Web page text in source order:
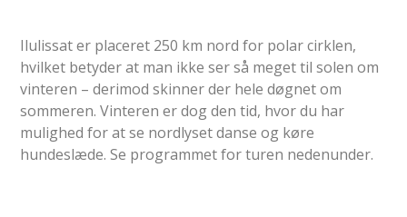
Ilulissat er placeret 250 km nord for polar cirklen,
hvilket betyder at man ikke ser så meget til solen om
vinteren – derimod skinner der hele døgnet om
sommeren. Vinteren er dog den tid, hvor du har
mulighed for at se nordlyset danse og køre
hundeslæde. Se programmet for turen nedenunder.